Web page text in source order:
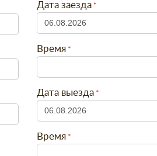
Дата заезда
Время
Дата выезда
Время